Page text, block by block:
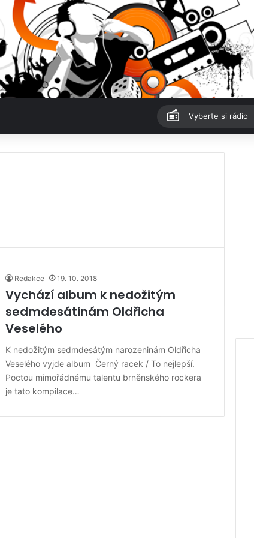
Vyberte si rádio
Redakce 19. 10. 2018
Vychází album k nedožitým
sedmdesátinám Oldřicha
Veselého
K nedožitým sedmdesátým narozeninám Oldřicha
Veselého vyjde album Černý racek / To nejlepší.
Poctou mimořádnému talentu brněnského rockera
je tato kompilace…